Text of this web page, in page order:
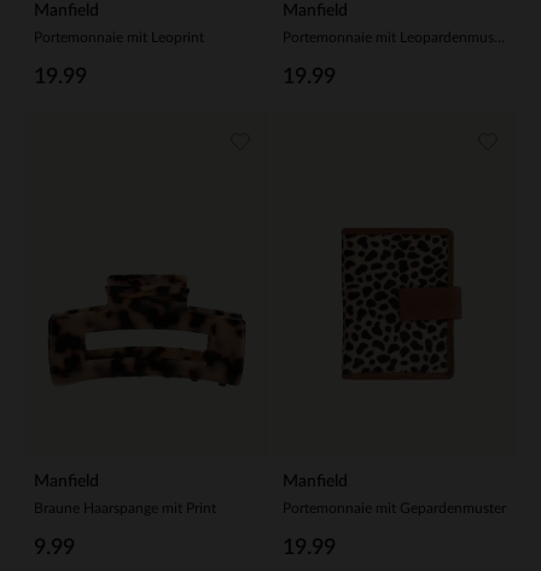
Manfield
Portemonnaie mit Leoprint
19.99
Manfield
19.99
Manfield
Braune Haarspange mit Print
9.99
Manfield
Portemonnaie mit Gepardenmuster
19.99